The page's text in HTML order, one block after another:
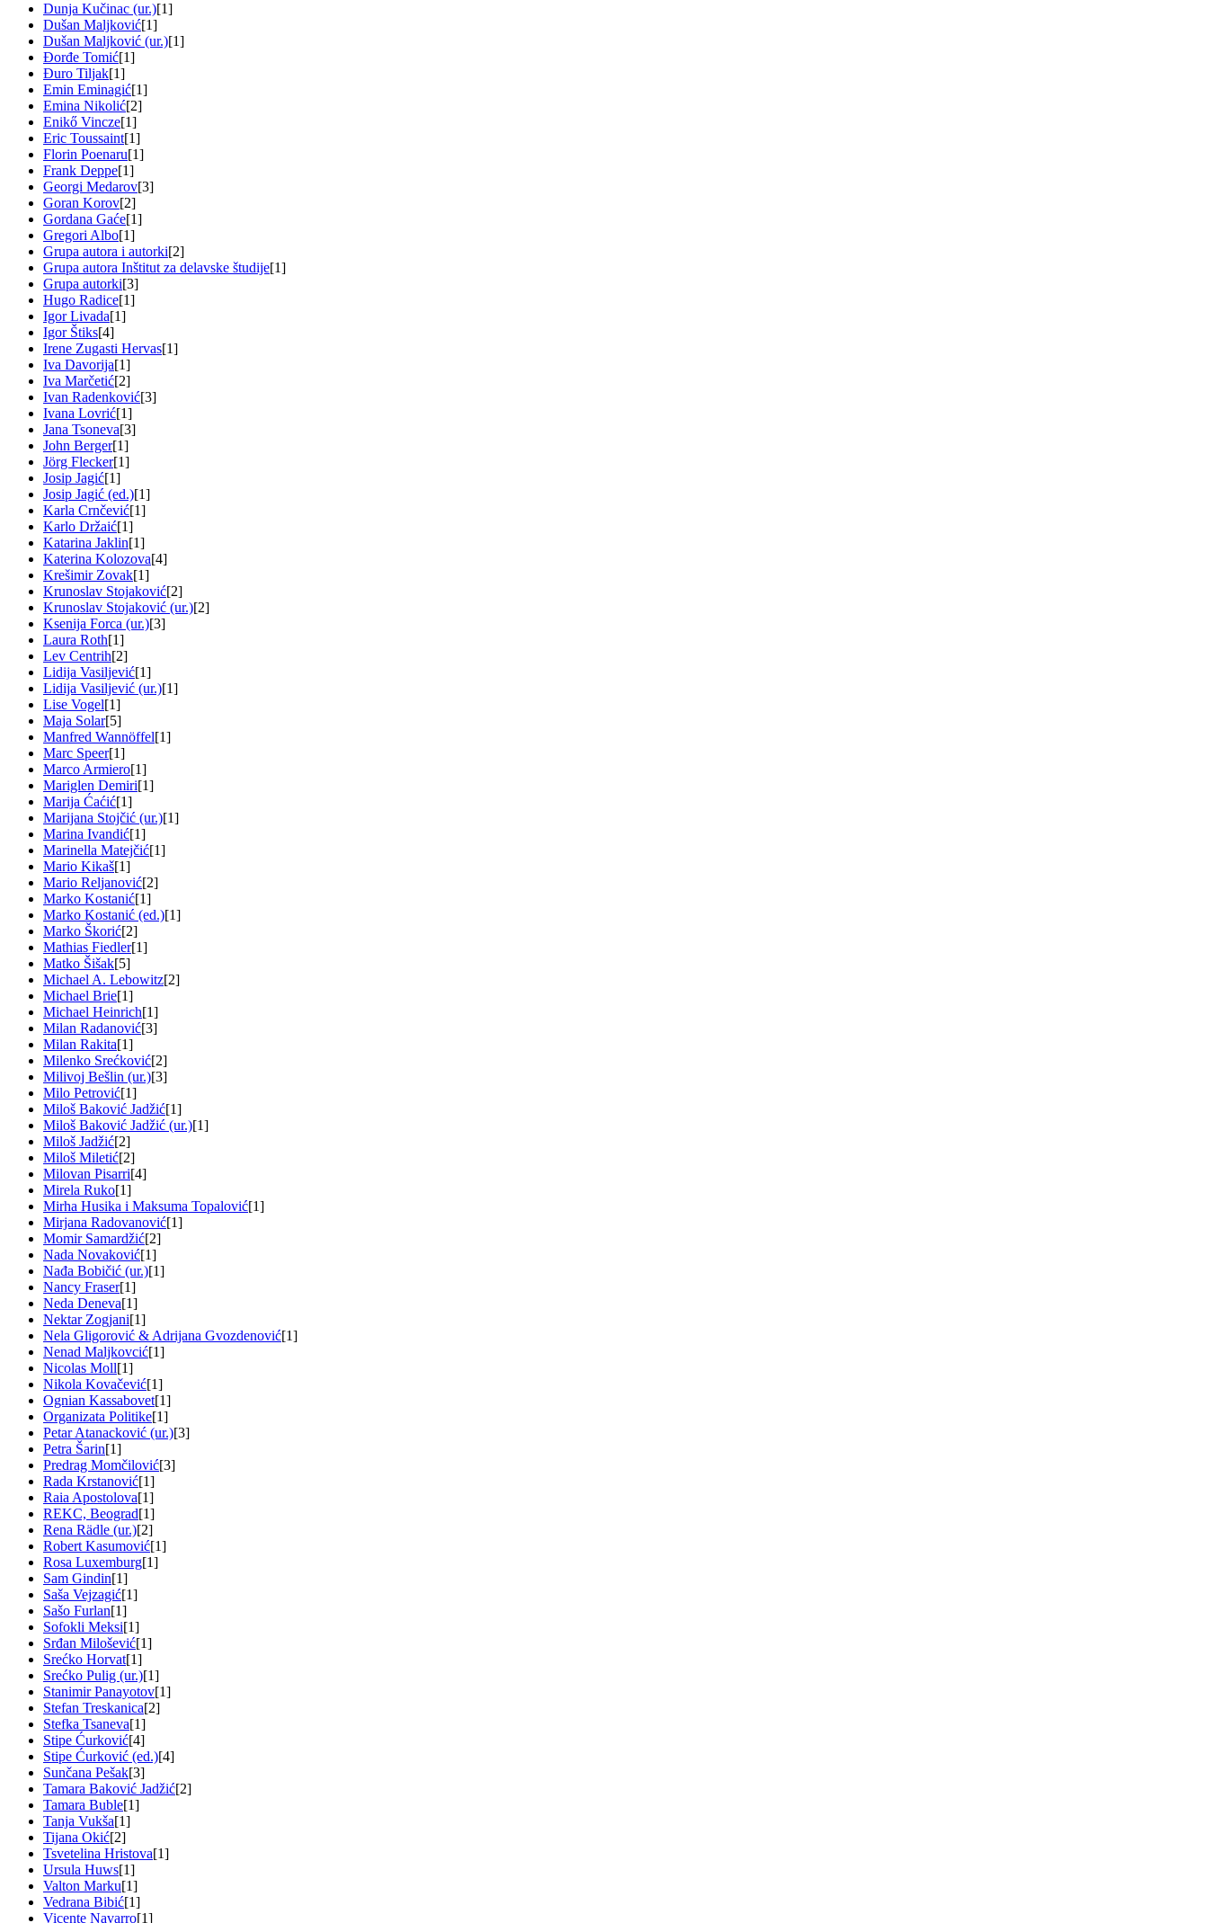
Dunja Kučinac (ur.)[1]
Dušan Maljković[1]
Dušan Maljković (ur.)[1]
Đorđe Tomić[1]
Đuro Tiljak[1]
Emin Eminagić[1]
Emina Nikolić[2]
Enikő Vincze[1]
Eric Toussaint[1]
Florin Poenaru[1]
Frank Deppe[1]
Georgi Medarov[3]
Goran Korov[2]
Gordana Gaće[1]
Gregori Albo[1]
Grupa autora i autorki[2]
Grupa autora Inštitut za delavske študije[1]
Grupa autorki[3]
Hugo Radice[1]
Igor Livada[1]
Igor Štiks[4]
Irene Zugasti Hervas[1]
Iva Davorija[1]
Iva Marčetić[2]
Ivan Radenković[3]
Ivana Lovrić[1]
Jana Tsoneva[3]
John Berger[1]
Jörg Flecker[1]
Josip Jagić[1]
Josip Jagić (ed.)[1]
Karla Crnčević[1]
Karlo Držaić[1]
Katarina Jaklin[1]
Katerina Kolozova[4]
Krešimir Zovak[1]
Krunoslav Stojaković[2]
Krunoslav Stojaković (ur.)[2]
Ksenija Forca (ur.)[3]
Laura Roth[1]
Lev Centrih[2]
Lidija Vasiljević[1]
Lidija Vasiljević (ur.)[1]
Lise Vogel[1]
Maja Solar[5]
Manfred Wannöffel[1]
Marc Speer[1]
Marco Armiero[1]
Mariglen Demiri[1]
Marija Ćaćić[1]
Marijana Stojčić (ur.)[1]
Marina Ivandić[1]
Marinella Matejčić[1]
Mario Kikaš[1]
Mario Reljanović[2]
Marko Kostanić[1]
Marko Kostanić (ed.)[1]
Marko Škorić[2]
Mathias Fiedler[1]
Matko Šišak[5]
Michael A. Lebowitz[2]
Michael Brie[1]
Michael Heinrich[1]
Milan Radanović[3]
Milan Rakita[1]
Milenko Srećković[2]
Milivoj Bešlin (ur.)[3]
Milo Petrović[1]
Miloš Baković Jadžić[1]
Miloš Baković Jadžić (ur.)[1]
Miloš Jadžić[2]
Miloš Miletić[2]
Milovan Pisarri[4]
Mirela Ruko[1]
Mirha Husika i Maksuma Topalović[1]
Mirjana Radovanović[1]
Momir Samardžić[2]
Nada Novaković[1]
Nađa Bobičić (ur.)[1]
Nancy Fraser[1]
Neda Deneva[1]
Nektar Zogjani[1]
Nela Gligorović & Adrijana Gvozdenović[1]
Nenad Maljkovcić[1]
Nicolas Moll[1]
Nikola Kovačević[1]
Ognian Kassabovet[1]
Organizata Politike[1]
Petar Atanacković (ur.)[3]
Petra Šarin[1]
Predrag Momčilović[3]
Rada Krstanović[1]
Raia Apostolova[1]
REKC, Beograd[1]
Rena Rädle (ur.)[2]
Robert Kasumović[1]
Rosa Luxemburg[1]
Sam Gindin[1]
Saša Vejzagić[1]
Sašo Furlan[1]
Sofokli Meksi[1]
Srđan Milošević[1]
Srećko Horvat[1]
Srećko Pulig (ur.)[1]
Stanimir Panayotov[1]
Stefan Treskanica[2]
Stefka Tsaneva[1]
Stipe Ćurković[4]
Stipe Ćurković (ed.)[4]
Sunčana Pešak[3]
Tamara Baković Jadžić[2]
Tamara Buble[1]
Tanja Vukša[1]
Tijana Okić[2]
Tsvetelina Hristova[1]
Ursula Huws[1]
Valton Marku[1]
Vedrana Bibić[1]
Vicente Navarro[1]